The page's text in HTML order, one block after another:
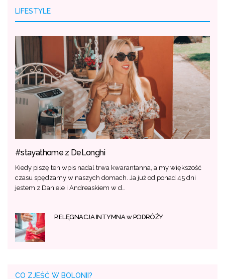
LIFESTYLE
#stayathome z DeLonghi
Kiedy piszę ten wpis nadal trwa kwarantanna, a my większość
czasu spędzamy w naszych domach. Ja już od ponad 45 dni
jestem z Daniele i Andreaskiem w d…
PIELĘGNACJA INTYMNA w PODRÓŻY
CO ZJEŚĆ W BOLONII?